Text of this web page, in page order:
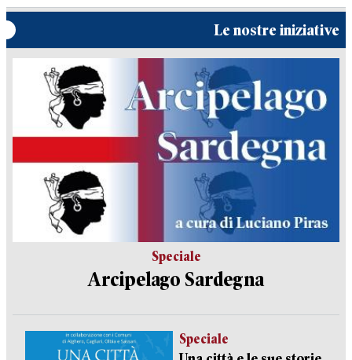
Le nostre iniziative
Speciale
Arcipelago Sardegna
Speciale